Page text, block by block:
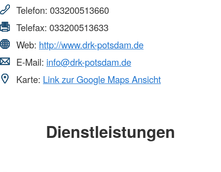
Telefon: 033200513660
Telefax: 033200513633
Web: http://www.drk-potsdam.de
E-Mail: info@drk-potsdam.de
Karte: Link zur Google Maps Ansicht
Dienstleistungen